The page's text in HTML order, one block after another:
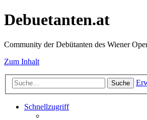
Debuetanten.at
Community der Debütanten des Wiener
Zum Inhalt
Suche
Schnellzugriff